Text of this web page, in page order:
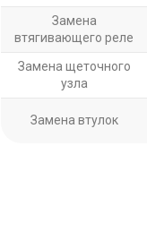
Замена
втягивающего реле
Замена щеточного
узла
Замена втулок